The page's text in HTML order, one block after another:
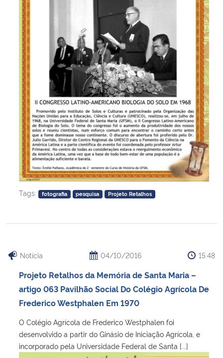
Tags: fotografia pesquisa Projeto Retalhos
Notícia 04/10/2016 15:48
Projeto Retalhos da Memória de Santa Maria –
artigo 063 Pavilhão Social Do Colégio Agrícola De
Frederico Westphalen Em 1970
O Colégio Agrícola de Frederico Westphalen foi
desenvolvido a partir do Ginásio de Iniciação Agrícola, e
incorporado pela Universidade Federal de Santa [...]